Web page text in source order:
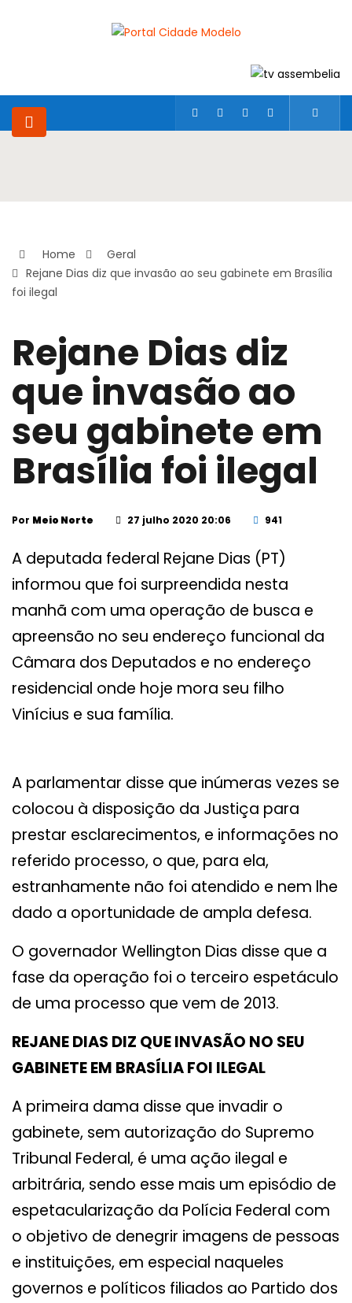
Home
Geral
Rejane Dias diz que invasão ao seu gabinete em Brasília
foi ilegal
Rejane Dias diz
que invasão ao
seu gabinete em
Brasília foi ilegal
Por Meio Norte 27 julho 2020 20:06 941
A deputada federal Rejane Dias (PT)
informou que foi surpreendida nesta
manhã com uma operação de busca e
apreensão no seu endereço funcional da
Câmara dos Deputados e no endereço
residencial onde hoje mora seu filho
Vinícius e sua família.
A parlamentar disse que inúmeras vezes se
colocou à disposição da Justiça para
prestar esclarecimentos, e informações no
referido processo, o que, para ela,
estranhamente não foi atendido e nem lhe
dado a oportunidade de ampla defesa.
O governador Wellington Dias disse que a
fase da operação foi o terceiro espetáculo
de uma processo que vem de 2013.
REJANE DIAS DIZ QUE INVASÃO NO SEU
GABINETE EM BRASÍLIA FOI ILEGAL
A primeira dama disse que invadir o
gabinete, sem autorização do Supremo
Tribunal Federal, é uma ação ilegal e
arbitrária, sendo esse mais um episódio de
espetacularização da Polícia Federal com
o objetivo de denegrir imagens de pessoas
e instituições, em especial naqueles
governos e políticos filiados ao Partido dos